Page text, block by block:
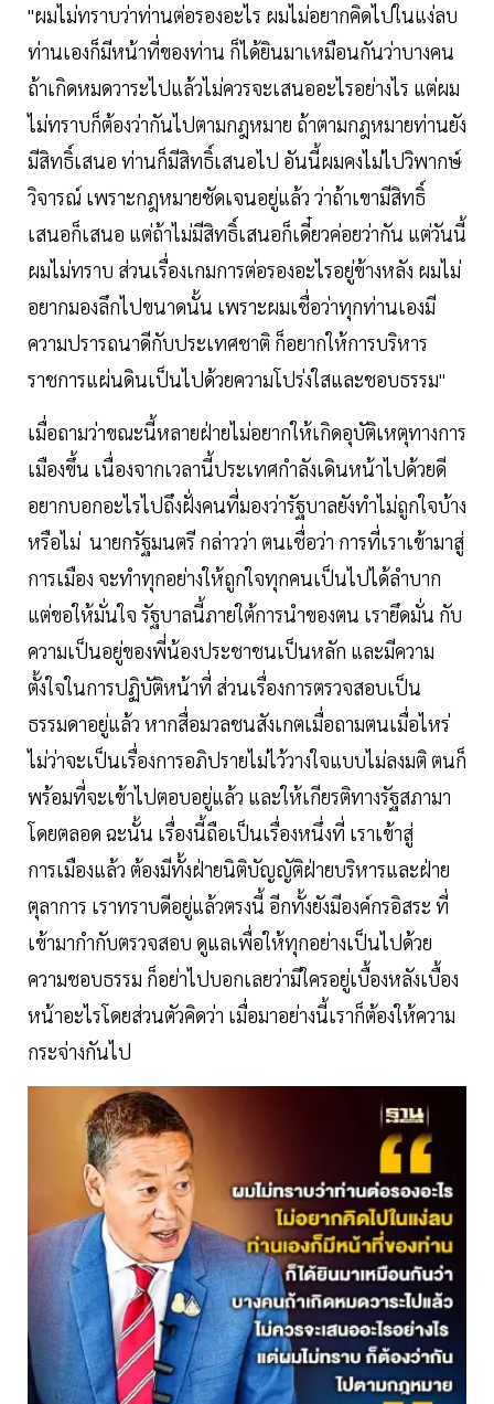
"ผมไม่ทราบว่าท่านต่อรองอะไร ผมไม่อยากคิดไปในแง่ลบ
ท่านเองก็มีหน้าที่ของท่าน ก็ได้ยินมาเหมือนกันว่าบางคน
ถ้าเกิดหมดวาระไปแล้วไม่ควรจะเสนออะไรอย่างไร แต่ผม
ไม่ทราบก็ต้องว่ากันไปตามกฎหมาย ถ้าตามกฎหมายท่านยัง
มีสิทธิ์เสนอ ท่านก็มีสิทธิ์เสนอไป อันนี้ผมคงไม่ไปวิพากษ์
วิจารณ์ เพราะกฎหมายชัดเจนอยู่แล้ว ว่าถ้าเขามีสิทธิ์
เสนอก็เสนอ แต่ถ้าไม่มีสิทธิ์เสนอก็เดี๋ยวค่อยว่ากัน แต่วันนี้
ผมไม่ทราบ ส่วนเรื่องเกมการต่อรองอะไรอยู่ข้างหลัง ผมไม่
อยากมองลึกไปขนาดนั้น เพราะผมเชื่อว่าทุกท่านเองมี
ความปรารถนาดีกับประเทศชาติ ก็อยากให้การบริหาร
ราชการแผ่นดินเป็นไปด้วยความโปร่งใสและชอบธรรม"
เมื่อถามว่าขณะนี้หลายฝ่ายไม่อยากให้เกิดอุบัติเหตุทางการ
เมืองขึ้น เนื่องจากเวลานี้ประเทศกำลังเดินหน้าไปด้วยดี
อยากบอกอะไรไปถึงฝั่งคนที่มองว่ารัฐบาลยังทำไม่ถูกใจบ้าง
หรือไม่ นายกรัฐมนตรี กล่าวว่า ตนเชื่อว่า การที่เราเข้ามาสู่
การเมือง จะทำทุกอย่างให้ถูกใจทุกคนเป็นไปได้ลำบาก
แต่ขอให้มั่นใจ รัฐบาลนี้ภายใต้การนำของตน เรายึดมั่น กับ
ความเป็นอยู่ของพี่น้องประชาชนเป็นหลัก และมีความ
ตั้งใจในการปฏิบัติหน้าที่ ส่วนเรื่องการตรวจสอบเป็น
ธรรมดาอยู่แล้ว หากสื่อมวลชนสังเกตเมื่อถามตนเมื่อไหร่
ไม่ว่าจะเป็นเรื่องการอภิปรายไม่ไว้วางใจแบบไม่ลงมติ ตนก็
พร้อมที่จะเข้าไปตอบอยู่แล้ว และให้เกียรติทางรัฐสภามา
โดยตลอด ฉะนั้น เรื่องนี้ถือเป็นเรื่องหนึ่งที่ เราเข้าสู่
การเมืองแล้ว ต้องมีทั้งฝ่ายนิติบัญญัติฝ่ายบริหารและฝ่าย
ตุลาการ เราทราบดีอยู่แล้วตรงนี้ อีกทั้งยังมีองค์กรอิสระ ที่
เข้ามากำกับตรวจสอบ ดูแลเพื่อให้ทุกอย่างเป็นไปด้วย
ความชอบธรรม ก็อย่าไปบอกเลยว่ามีใครอยู่เบื้องหลังเบื้อง
หน้าอะไรโดยส่วนตัวคิดว่า เมื่อมาอย่างนี้เราก็ต้องให้ความ
กระจ่างกันไป